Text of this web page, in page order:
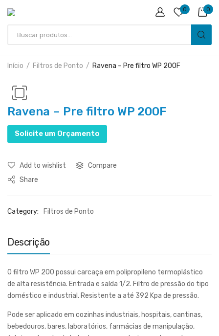
0 0
Início Filtros de Ponto Ravena – Pre filtro WP 200F
Ravena – Pre filtro WP 200F
Solicite um Orçamento
Add to wishlist
Compare
Share
Category: Filtros de Ponto
Descrição
O filtro WP 200 possui carcaça em polipropileno termoplástico
de alta resistência. Entrada e saída 1/2. Filtro de pressão do tipo
doméstico e industrial. Resistente a até 392 Kpa de pressão.
Pode ser aplicado em cozinhas industriais, hospitais, cantinas,
bebedouros, bares, laboratórios, farmácias de manipulação,